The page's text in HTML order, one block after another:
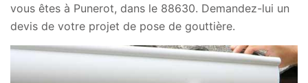
vous êtes à Punerot, dans le 88630. Demandez-lui un
devis de votre projet de pose de gouttière.